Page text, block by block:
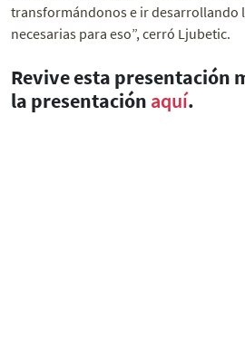
transformándonos e ir desarrollando
necesarias para eso”, cerró Ljubetic.
Revive esta presentación
la presentación aquí.